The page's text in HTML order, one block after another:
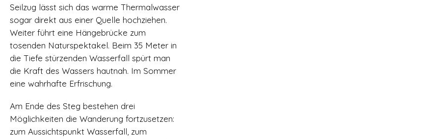
Seilzug lässt sich das warme Thermalwasser
sogar direkt aus einer Quelle hochziehen.
Weiter führt eine Hängebrücke zum
tosenden Naturspektakel. Beim 35 Meter in
die Tiefe stürzenden Wasserfall spürt man
die Kraft des Wassers hautnah. Im Sommer
eine wahrhafte Erfrischung.
Am Ende des Steg bestehen drei
Möglichkeiten die Wanderung fortzusetzen:
zum Aussichtspunkt Wasserfall, zum